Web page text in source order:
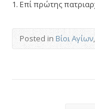
1. Επί πρώτης
Posted in Βίοι Αγίων,